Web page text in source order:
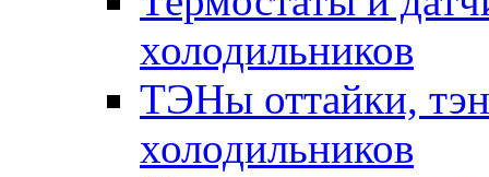
холодильников
ТЭНы оттайки,
холодильников